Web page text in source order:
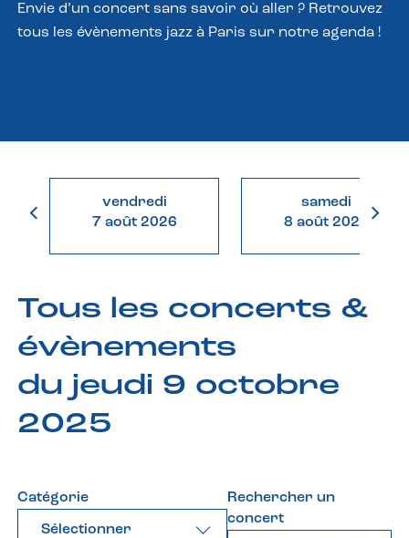
Envie d’un concert sans savoir où aller ? Retrouvez
tous les évènements jazz à Paris sur notre agenda !
vendredi
7 août 2026
samedi
8 août 2026
Tous les concerts &
évènements
du jeudi 9 octobre
2025
Catégorie
Sélectionner
Rechercher un
concert